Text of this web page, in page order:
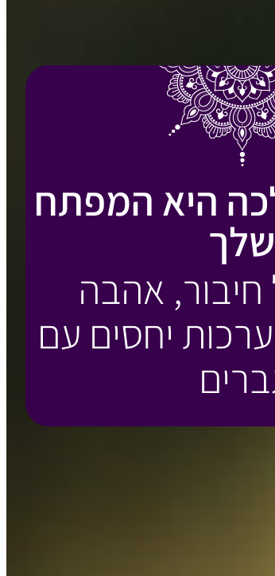
היא המפתח
שלך
חיבור, אהבה
יחסים עם